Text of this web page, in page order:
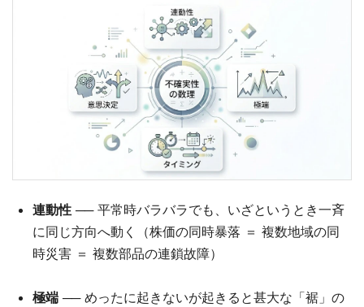
連動性 ── 平常時バラバラでも、いざというとき一斉
に同じ方向へ動く（株価の同時暴落 ＝ 複数地域の同
時災害 ＝ 複数部品の連鎖故障）
極端 ── めったに起きないが起きると甚大な「裾」の